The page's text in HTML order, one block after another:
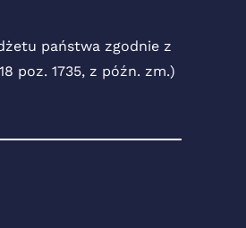
państwa zgodnie z
poz. 1735, z późn. zm.)